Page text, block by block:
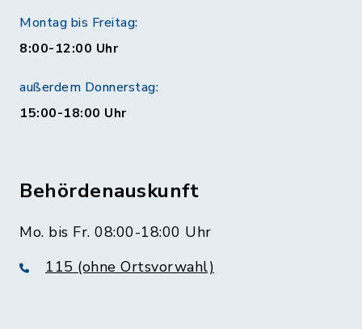
Montag bis Freitag:
8:00-12:00 Uhr
außerdem Donnerstag:
15:00-18:00 Uhr
Behördenauskunft
Mo. bis Fr. 08:00-18:00 Uhr
115 (ohne Ortsvorwahl)